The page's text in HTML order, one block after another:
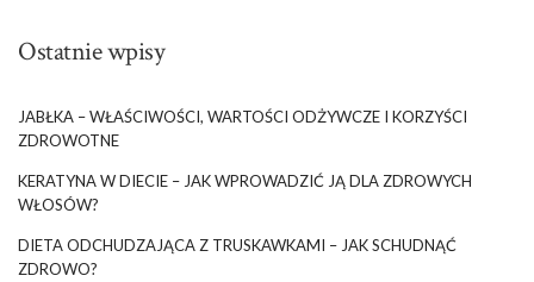
Ostatnie wpisy
JABŁKA – WŁAŚCIWOŚCI, WARTOŚCI ODŻYWCZE I KORZYŚCI
ZDROWOTNE
KERATYNA W DIECIE – JAK WPROWADZIĆ JĄ DLA ZDROWYCH
WŁOSÓW?
DIETA ODCHUDZAJĄCA Z TRUSKAWKAMI – JAK SCHUDNĄĆ
ZDROWO?